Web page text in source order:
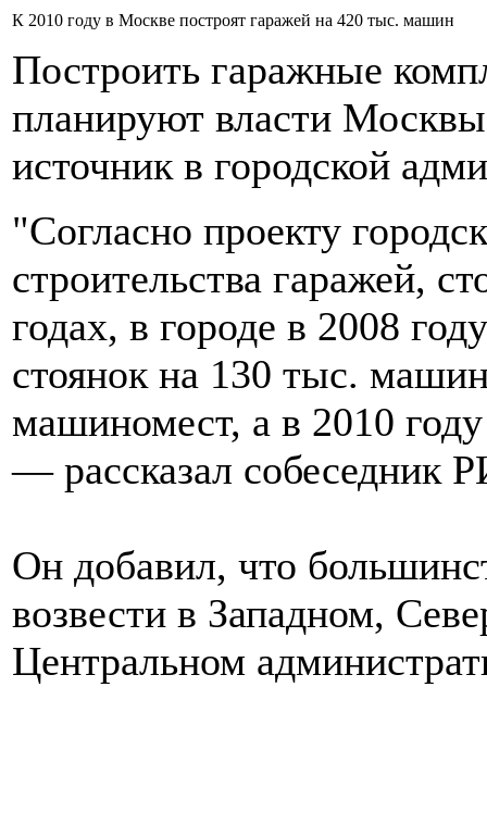
К 2010 году в Москве построят гаражей на 420 тыс. машин
Построить гаражные
планируют власти
источник в городской
"Согласно проекту
строительства гаражей,
годах, в городе в 2008
стоянок на 130 тыс.
машиномест, а в 2010
— рассказал собеседник
Он добавил, что
возвести в Западном,
Центральном